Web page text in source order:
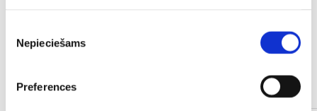
izvēle
Nepieciešams
Preferences
, kurš laukumā pavadīja septiņas minūtes un
20 sekundes un izdarīja vienu metienu. “Bern” ar 1:4
vakar uz īres tiesībām pievienojās Bernes klubam.